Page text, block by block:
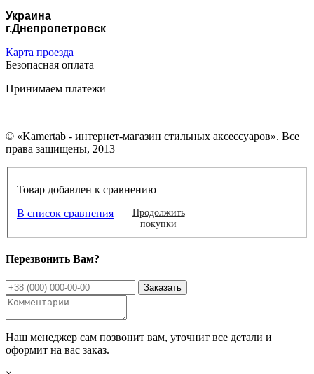
Украина
г.Днепропетровск
Карта проезда
Безопасная оплата
Принимаем платежи
© «Kamertab - интернет-магазин стильных аксессуаров». Все
права защищены, 2013
Товар добавлен к сравнению
В список сравнения
Продолжить
покупки
Перезвонить Вам?
Наш менеджер сам позвонит вам, уточнит все детали и
оформит на вас заказ.